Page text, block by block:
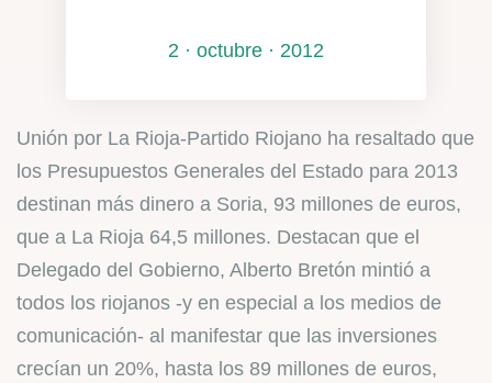
2 · octubre · 2012
Unión por La Rioja-Partido Riojano ha resaltado que
los Presupuestos Generales del Estado para 2013
destinan más dinero a Soria, 93 millones de euros,
que a La Rioja 64,5 millones. Destacan que el
Delegado del Gobierno, Alberto Bretón mintió a
todos los riojanos -y en especial a los medios de
comunicación- al manifestar que las inversiones
crecían un 20%, hasta los 89 millones de euros,